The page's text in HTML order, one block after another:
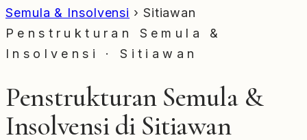
Semula & Insolvensi › Sitiawan
Penstrukturan Semula &
Insolvensi · Sitiawan
Penstrukturan Semula &
Insolvensi di Sitiawan